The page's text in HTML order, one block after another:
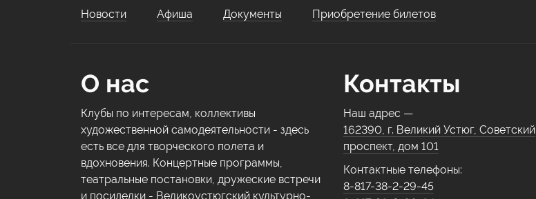
Новости Афиша Документы Приобретение билетов
О нас
Клубы по интересам, коллективы
художественной самодеятельности - здесь
есть все для творческого полета и
вдохновения. Концертные программы,
театральные постановки, дружеские встречи
и посиделки - Великоустюгский культурно-
Контакты
Наш адрес —
162390, г. Великий Устюг, Советский
проспект, дом 101
Контактные телефоны:
8-817-38-2-29-45